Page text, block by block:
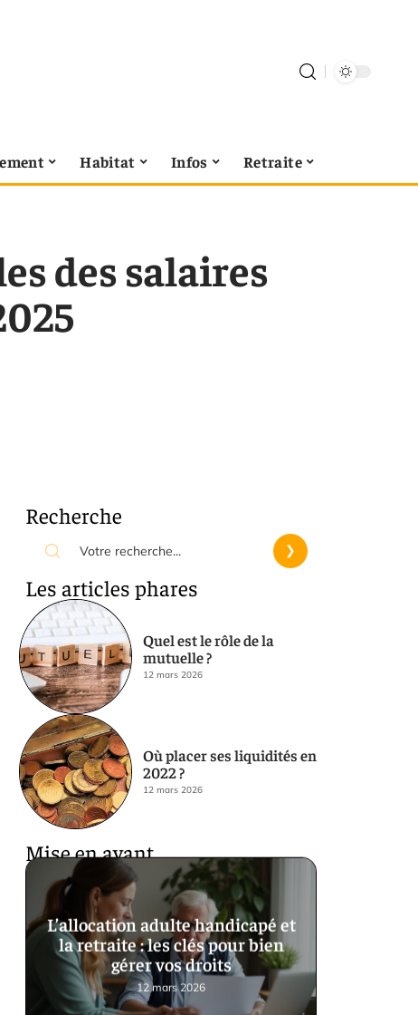
Habitat Infos Retraite
des salaires
Recherche
Les articles phares
Quel est le rôle de la
mutuelle ?
12 mars 2026
Où placer ses liquidités en
2022 ?
12 mars 2026
Mise en avant
L’allocation adulte handicapé et
la retraite : les clés pour bien
gérer vos droits
12 mars 2026